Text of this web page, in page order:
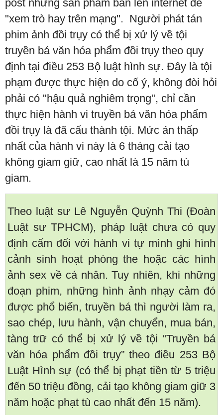
post những sản phẩm bẩn lên internet để
"xem trò hay trên mạng". Người phát tán
phim ảnh đồi trụy có thể bị xử lý về tội
truyền bá văn hóa phẩm đồi trụy theo quy
định tại điều 253 Bộ luật hình sự. Đây là tội
phạm được thực hiện do cố ý, không đòi hỏi
phải có "hậu quả nghiêm trọng", chỉ cần
thực hiện hành vi truyền bá văn hóa phẩm
đồi trụy là đã cấu thành tội. Mức án thấp
nhất của hành vi này là 6 tháng cải tạo
không giam giữ, cao nhất là 15 năm tù
giam.
Theo luật sư Lê Nguyễn Quỳnh Thi (Đoàn
Luật sư TPHCM), pháp luật chưa có quy
định cấm đối với hành vi tự mình ghi hình
cảnh sinh hoạt phòng the hoặc các hình
ảnh sex về cá nhân. Tuy nhiên, khi những
đoạn phim, những hình ảnh nhạy cảm đó
được phổ biến, truyền bá thì người làm ra,
sao chép, lưu hành, vận chuyển, mua bán,
tàng trữ có thể bị xử lý về tội “Truyền bá
văn hóa phẩm đồi trụy” theo điều 253 Bộ
Luật Hình sự (có thể bị phạt tiền từ 5 triệu
đến 50 triệu đồng, cải tạo không giam giữ 3
năm hoặc phạt tù cao nhất đến 15 năm).